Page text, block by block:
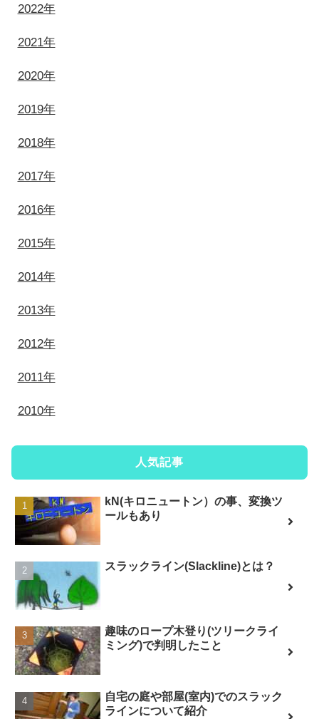
2022年
2021年
2020年
2019年
2018年
2017年
2016年
2015年
2014年
2013年
2012年
2011年
2010年
人気記事
kN(キロニュートン）の事、変換ツ
ールもあり
スラックライン(Slackline)とは？
趣味のロープ木登り(ツリークライ
ミング)で判明したこと
自宅の庭や部屋(室内)でのスラック
ラインについて紹介